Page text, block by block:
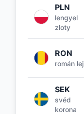
PLN
lengyel
zloty
RON
román lej
SEK
svéd
korona